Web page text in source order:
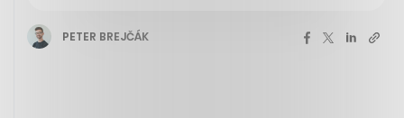
PETER BREJČÁK